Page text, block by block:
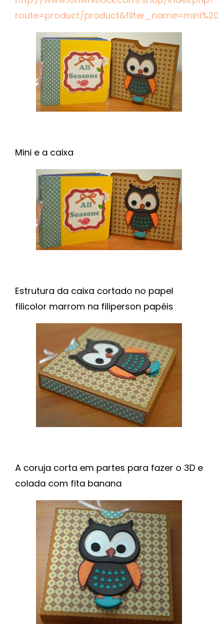
route=product/
Mini e a caixa
Estrutura da caixa cortado no papel
filicolor marrom na filiperson papéis
A coruja corta em partes para fazer o 3D e
colada com fita banana